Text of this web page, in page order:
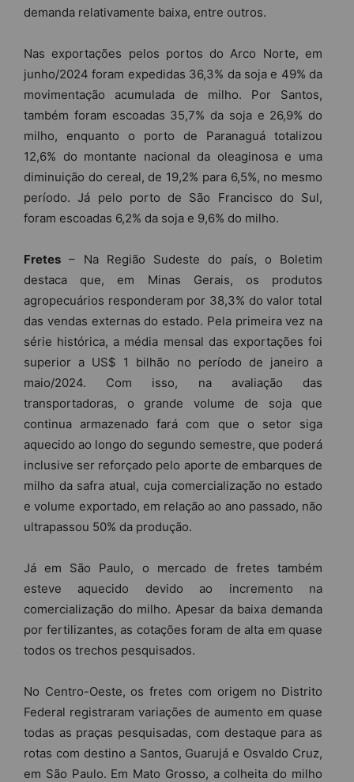
demanda relativamente baixa, entre outros.
Nas exportações pelos portos do Arco Norte, em
junho/2024 foram expedidas 36,3% da soja e 49% da
movimentação acumulada de milho. Por Santos,
também foram escoadas 35,7% da soja e 26,9% do
milho, enquanto o porto de Paranaguá totalizou
12,6% do montante nacional da oleaginosa e uma
diminuição do cereal, de 19,2% para 6,5%, no mesmo
período. Já pelo porto de São Francisco do Sul,
foram escoadas 6,2% da soja e 9,6% do milho.
Fretes – Na Região Sudeste do país, o Boletim
destaca que, em Minas Gerais, os produtos
agropecuários responderam por 38,3% do valor total
das vendas externas do estado. Pela primeira vez na
série histórica, a média mensal das exportações foi
superior a US$ 1 bilhão no período de janeiro a
maio/2024. Com isso, na avaliação das
transportadoras, o grande volume de soja que
continua armazenado fará com que o setor siga
aquecido ao longo do segundo semestre, que poderá
inclusive ser reforçado pelo aporte de embarques de
milho da safra atual, cuja comercialização no estado
e volume exportado, em relação ao ano passado, não
ultrapassou 50% da produção.
Já em São Paulo, o mercado de fretes também
esteve aquecido devido ao incremento na
comercialização do milho. Apesar da baixa demanda
por fertilizantes, as cotações foram de alta em quase
todos os trechos pesquisados.
No Centro-Oeste, os fretes com origem no Distrito
Federal registraram variações de aumento em quase
todas as praças pesquisadas, com destaque para as
rotas com destino a Santos, Guarujá e Osvaldo Cruz,
em São Paulo. Em Mato Grosso, a colheita do milho